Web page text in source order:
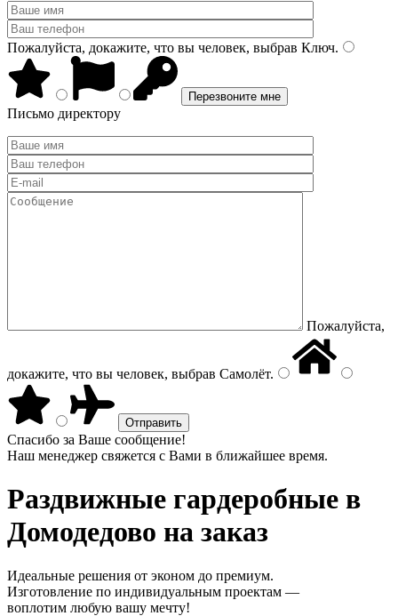
Пожалуйста, докажите, что вы человек, выбрав Ключ.
Письмо директору
Пожалуйста,
докажите, что вы человек, выбрав Самолёт.
Спасибо за Ваше сообщение!
Наш менеджер свяжется с Вами в ближайшее время.
Раздвижные гардеробные в
Домодедово на заказ
Идеальные решения от эконом до премиум.
Изготовление по индивидуальным проектам —
воплотим любую вашу мечту!